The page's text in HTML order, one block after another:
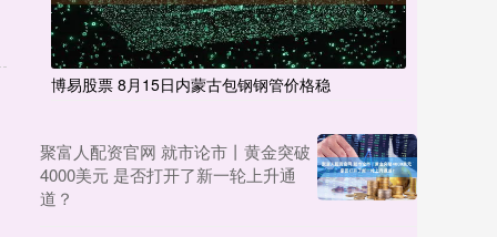
博易股票 8月15日内蒙古包钢钢管价格稳
聚富人配资官网 就市论市丨黄金突破
4000美元 是否打开了新一轮上升通
道？